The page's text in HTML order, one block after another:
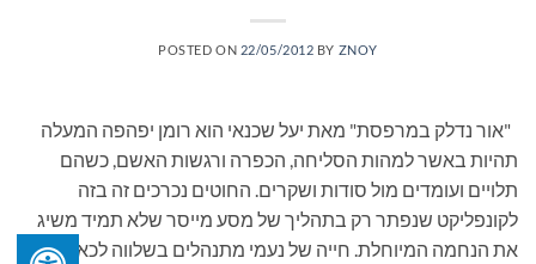
POSTED ON 22/05/2012 BY ZNOY
"אור נדלק במרפסת" מאת יעל שכנאי הוא רומן יפהפה המעלה
תהיות באשר למהות הסליחה, הכפרה ורגשות האשם, כשהם
תלויים ועומדים מול סודות ושקרים. החוטים נכרכים זה בזה
לקונפליקט שנפתר רק בתהליך של מסע מייסר שלא תמיד משיג
את הנחמה המיוחלת. חייה של נעמי מתנהלים בשלווה לכאורה.